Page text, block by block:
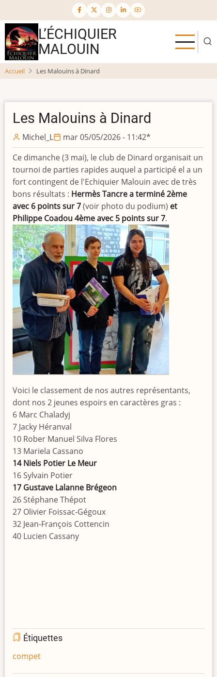
au
contenu
principal
L’ÉCHIQUIER
MALOUIN
Accueil Les Malouins à Dinard
Les Malouins à Dinard
Michel_L mar 05/05/2026 - 11:42*
Ce dimanche (3 mai), le club de Dinard organisait un
tournoi de parties rapides auquel a participé el a un
fort contingent de l'Echiquier Malouin avec de très
bons résultats : Hermès Tancre a terminé 2ème
avec 6 points sur 7(voir photo du podium) et
Philippe Coadou 4ème avec 5 points sur 7.
Voici le classement de nos autres représentants,
dont nos 2 jeunes espoirs en caractères gras :
6 Marc Chaladyj
7 Jacky Héranval
10 Rober Manuel Silva Flores
13 Mariela Cassano
14 Niels Potier Le Meur
16 Sylvain Potier
17 Gustave Lalanne Brégeon
26 Stéphane Thépot
27 Olivier Foissac-Gégoux
32 Jean-François Cottencin
40 Lucien Cassany
Étiquettes
compet